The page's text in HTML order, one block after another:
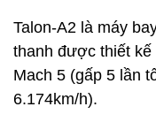
Talon-A2 là máy
thanh được thiết
Mach 5 (gấp 5 lần
6.174km/h).